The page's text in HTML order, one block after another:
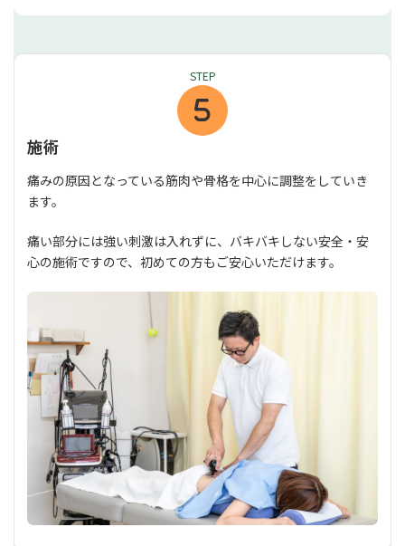
STEP
施術
痛みの原因となっている筋肉や骨格を中心に調整をしていき
ます。
痛い部分には強い刺激は入れずに、バキバキしない安全・安
心の施術ですので、初めての方もご安心いただけます。